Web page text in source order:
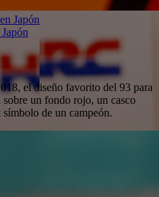
el diseño favorito del 93 para
sobre un fondo rojo, un casco
de un campeón.